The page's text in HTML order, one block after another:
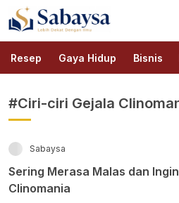
Sabaysa
Lebih Dekat Dengan Ilmu
Resep Gaya Hidup Bisnis
#Ciri-ciri Gejala
Sabaysa
Sering Merasa Malas dan
Clinomania